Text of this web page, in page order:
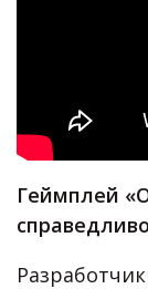
Геймплей